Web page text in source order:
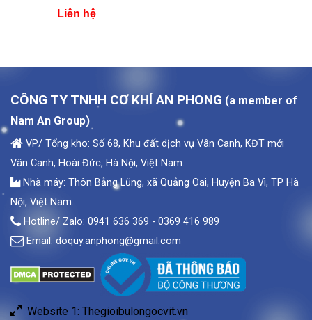
Liên hệ
CÔNG TY TNHH CƠ KHÍ AN PHONG (a member of
Nam An Group)
VP/ Tổng kho: Số 68, Khu đất dịch vụ Vân Canh, KĐT mới
Vân Canh, Hoài Đức, Hà Nội, Việt Nam.
Nhà máy: Thôn Bằng Lũng, xã Quảng Oai, Huyện Ba Vì, TP Hà
Nội, Việt Nam.
Hotline/ Zalo: 0941 636 369 - 0369 416 989
Email: doquy.anphong@gmail.com
Website 1: Thegioibulongocvit.vn